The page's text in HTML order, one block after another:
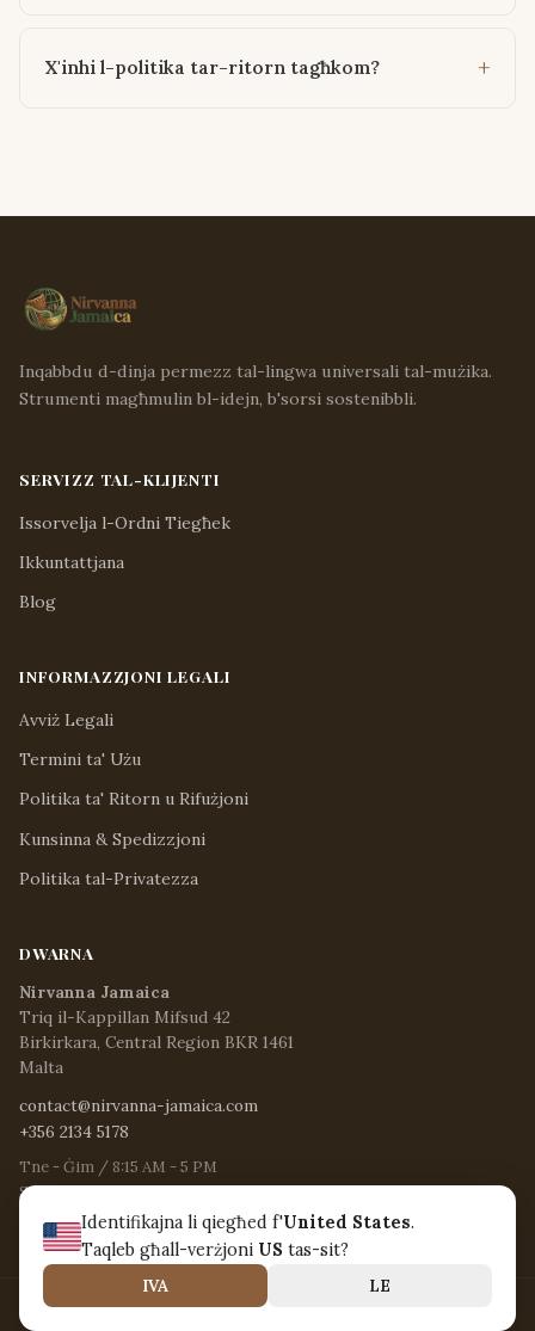
Identifikajna li qiegħed f'United States.
Taqleb għall-verżjoni US tas-sit?
IVA
LE
X'inhi l-politika tar-ritorn tagħkom?
Inqabbdu d-dinja permezz tal-lingwa universali tal-mużika.
Strumenti magħmulin bl-idejn, b'sorsi sostenibbli.
SERVIZZ TAL-KLIJENTI
Issorvelja l-Ordni Tiegħek
Ikkuntattjana
Blog
INFORMAZZJONI LEGALI
Avviż Legali
Termini ta' Użu
Politika ta' Ritorn u Rifużjoni
Kunsinna & Spedizzjoni
Politika tal-Privatezza
DWARNA
Nirvanna Jamaica
Triq il-Kappillan Mifsud 42
Birkirkara, Central Region BKR 1461
Malta
contact@nirvanna-jamaica.com
+356 2134 5178
Tne - Ġim / 8:15 AM - 5 PM
Sib / 8:30 AM - 12:30 PM
Ħdd & Festi Pubbliċi / Magħluq
© 2026 Nirvanna Jamaica. Id-drittijiet kollha riżervati.